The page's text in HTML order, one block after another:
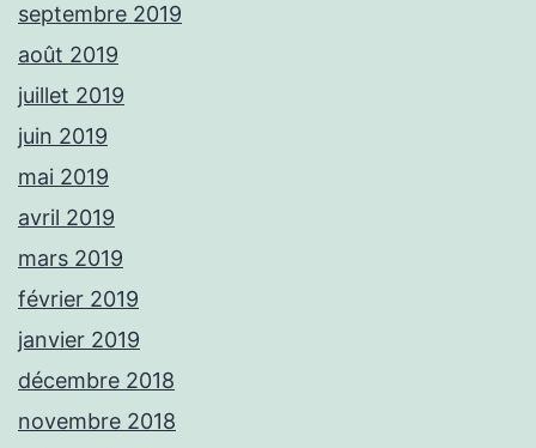
septembre 2019
août 2019
juillet 2019
juin 2019
mai 2019
avril 2019
mars 2019
février 2019
janvier 2019
décembre 2018
novembre 2018